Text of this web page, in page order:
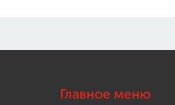
Главное меню